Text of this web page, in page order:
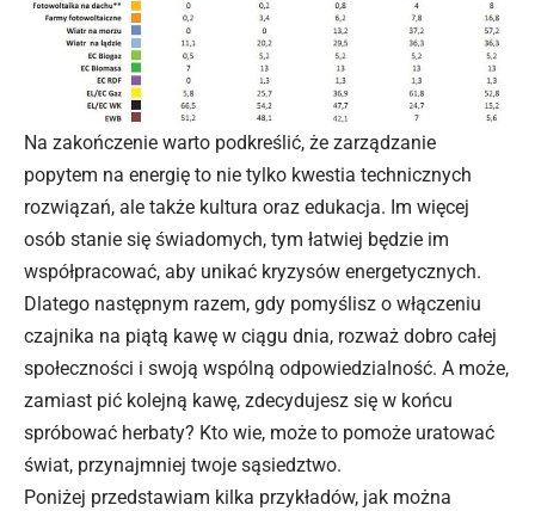
Na zakończenie warto podkreślić, że zarządzanie
popytem na energię to nie tylko kwestia technicznych
rozwiązań, ale także kultura oraz edukacja. Im więcej
osób stanie się świadomych, tym łatwiej będzie im
współpracować, aby unikać kryzysów energetycznych.
Dlatego następnym razem, gdy pomyślisz o włączeniu
czajnika na piątą kawę w ciągu dnia, rozważ dobro całej
społeczności i swoją wspólną odpowiedzialność. A może,
zamiast pić kolejną kawę, zdecydujesz się w końcu
spróbować herbaty? Kto wie, może to pomoże uratować
świat, przynajmniej twoje sąsiedztwo.
Poniżej przedstawiam kilka przykładów, jak można